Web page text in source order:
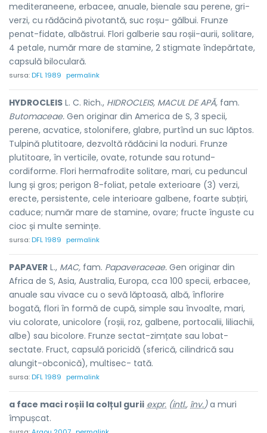
mediteraneene, erbacee, anuale, bienale sau perene, gri-
verzi, cu rădăcină pivotantă, suc roșu- gălbui. Frunze
penat-fidate, albăstrui. Flori galberie sau roșii-aurii, solitare,
4 petale, număr mare de stamine, 2 stigmate îndepărtate,
capsulă biloculară.
sursa:DFL 1989 permalink
HYDROCLEIS L. C. Rich., HIDROCLEIS, MACUL DE APĂ, fam.
Butomaceae. Gen originar din America de S, 3 specii,
perene, acvatice, stolonifere, glabre, purtînd un suc lăptos.
Tulpină plutitoare, dezvoltă rădăcini la noduri. Frunze
plutitoare, în verticile, ovate, rotunde sau rotund-
cordiforme. Flori hermafrodite solitare, mari, cu peduncul
lung și gros; perigon 8-foliat, petale exterioare (3) verzi,
erecte, persistente, cele interioare galbene, foarte subțiri,
caduce; număr mare de stamine, ovare; fructe înguste cu
cioc și multe semințe.
sursa:DFL 1989 permalink
PAPAVER L., MAC, fam. Papaveraceae. Gen originar din
Africa de S, Asia, Australia, Europa, cca 100 specii, erbacee,
anuale sau vivace cu o sevă lăptoasă, albă, înflorire
bogată, flori în formă de cupă, simple sau învoalte, mari,
viu colorate, unicolore (roșii, roz, galbene, portocalii, liliachii,
albe) sau bicolore. Frunze sectat-zimțate sau lobat-
sectate. Fruct, capsulă poricidă (sferică, cilindrică sau
alungit-obconică), multisec- tată.
sursa:DFL 1989 permalink
a face maci roșii la colțul gurii expr. (intl., înv.)a muri
împușcat.